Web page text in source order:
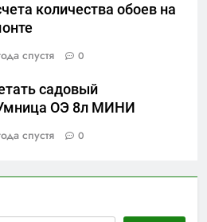
количества обоев на
спустя 0
садовый
ОЭ 8л МИНИ
спустя 0